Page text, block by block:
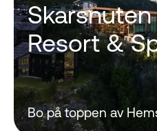
Resort &
Bo på toppen av